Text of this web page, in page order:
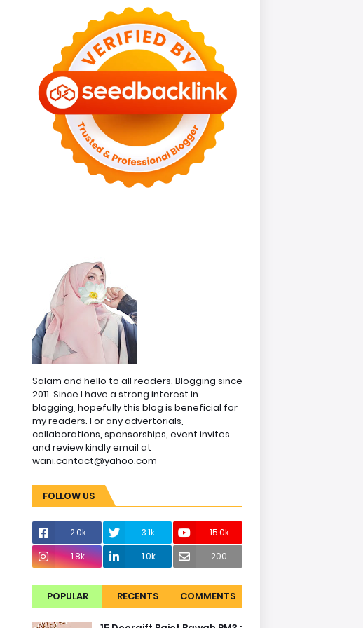
Salam and hello to all readers. Blogging since
2011. Since I have a strong interest in
blogging, hopefully this blog is beneficial for
my readers. For any advertorials,
collaborations, sponsorships, event invites
and review kindly email at
wani.contact@yahoo.com
FOLLOW US
2.0k 3.1k
15.0k
1.8k
1.0k 200
POPULAR RECENTS COMMENTS